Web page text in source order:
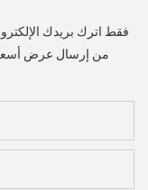
فقط اترك بريدك
من إرسال عرض